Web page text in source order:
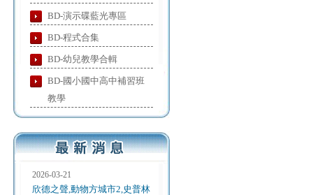
BD-演示碟藍光專區
BD-程式合集
BD-幼兒教學合輯
BD-國小國中高中補習班
教學
2026-03-21
欣德之聲,動物方城市2,史普林